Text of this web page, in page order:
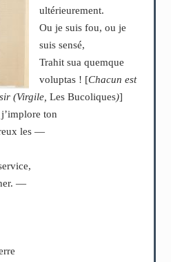
ultérieurement.
Ou je suis fou, ou je
suis sensé,
Trahit sua quemque
voluptas ! [Chacun est
(Virgile,Les Bucoliques)]
j’implore ton
les —
—